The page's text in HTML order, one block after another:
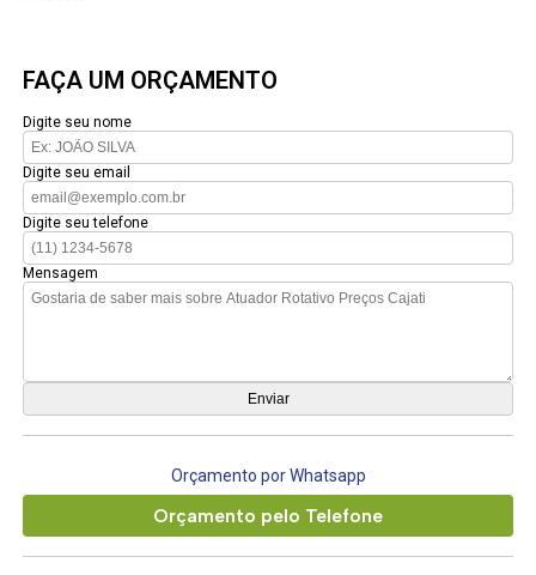
FAÇA UM ORÇAMENTO
Digite seu nome
Digite seu email
Digite seu telefone
Mensagem
Orçamento por Whatsapp
Orçamento pelo Telefone